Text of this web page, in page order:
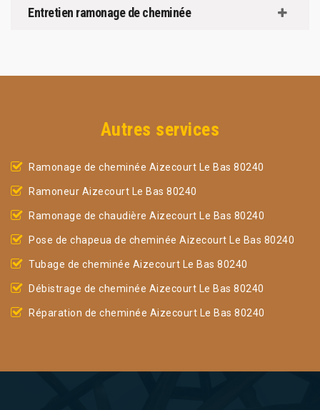
Entretien ramonage de cheminée
Autres services
Ramonage de cheminée Aizecourt Le Bas 80240
Ramoneur Aizecourt Le Bas 80240
Ramonage de chaudière Aizecourt Le Bas 80240
Pose de chapeua de cheminée Aizecourt Le Bas 80240
Tubage de cheminée Aizecourt Le Bas 80240
Débistrage de cheminée Aizecourt Le Bas 80240
Réparation de cheminée Aizecourt Le Bas 80240